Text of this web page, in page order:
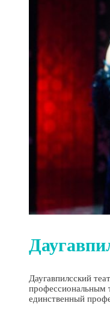
Даугавпилсский
профессиональным
единственный